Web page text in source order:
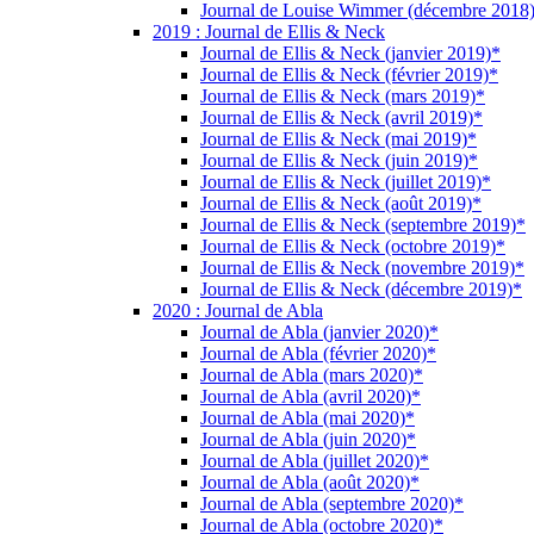
Journal de Louise Wimmer (décembre
2019 : Journal de Ellis & Neck
Journal de Ellis & Neck (janvier 2019)*
Journal de Ellis & Neck (février 2019)*
Journal de Ellis & Neck (mars 2019)*
Journal de Ellis & Neck (avril 2019)*
Journal de Ellis & Neck (mai 2019)*
Journal de Ellis & Neck (juin 2019)*
Journal de Ellis & Neck (juillet 2019)*
Journal de Ellis & Neck (août 2019)*
Journal de Ellis & Neck (septembre 2019)*
Journal de Ellis & Neck (octobre 2019)*
Journal de Ellis & Neck (novembre 2019)*
Journal de Ellis & Neck (décembre 2019)*
2020 : Journal de Abla
Journal de Abla (janvier 2020)*
Journal de Abla (février 2020)*
Journal de Abla (mars 2020)*
Journal de Abla (avril 2020)*
Journal de Abla (mai 2020)*
Journal de Abla (juin 2020)*
Journal de Abla (juillet 2020)*
Journal de Abla (août 2020)*
Journal de Abla (septembre 2020)*
Journal de Abla (octobre 2020)*